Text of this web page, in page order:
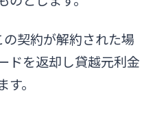
契約が解約された場
ドを返却し貸越元利金
。